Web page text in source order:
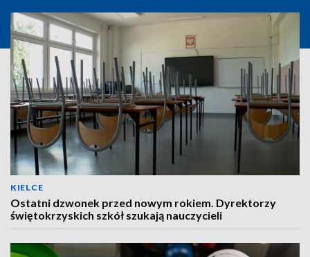
KIELCE
Ostatni dzwonek przed nowym rokiem. Dyrektorzy
świętokrzyskich szkół szukają nauczycieli